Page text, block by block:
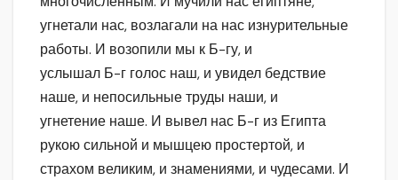
угнетали нас, возлагали на нас изнурительные
работы. И возопили мы к Б-гу, и
услышал Б-г голос наш, и увидел бедствие
наше, и непосильные труды наши, и
угнетение наше. И вывел нас Б-г из Египта
рукою сильной и мышцею простертой, и
страхом великим, и знамениями, и чудесами. И